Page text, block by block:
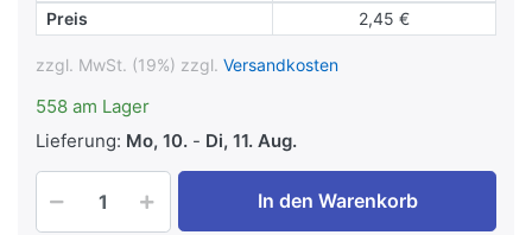
Preis
2,45 €
zzgl. MwSt. (19%) zzgl. Versandkosten
558 am Lager
Lieferung: Mo, 10. - Di, 11. Aug.
In den Warenkorb